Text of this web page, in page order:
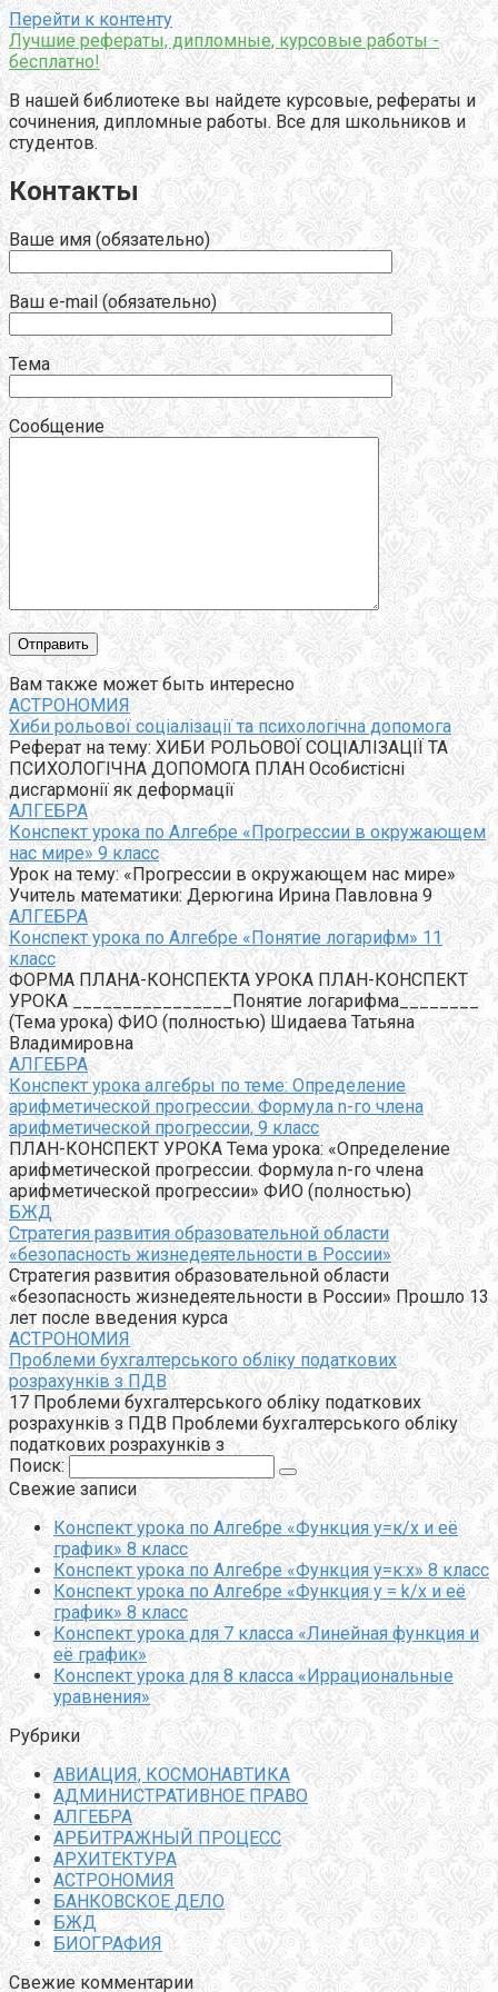
Перейти к контенту
Лучшие рефераты, дипломные, курсовые работы -
бесплатно!
В нашей библиотеке вы найдете курсовые, рефераты и
сочинения, дипломные работы. Все для школьников и
студентов.
Контакты
Ваше имя (обязательно)
Ваш e-mail (обязательно)
Тема
Сообщение
Вам также может быть интересно
АСТРОНОМИЯ
Хиби рольової соціалізації та психологічна допомога
Реферат на тему: ХИБИ РОЛЬОВОЇ СОЦІАЛІЗАЦІЇ ТА
ПСИХОЛОГІЧНА ДОПОМОГА ПЛАН Особистісні
дисгармонії як деформації
АЛГЕБРА
Конспект урока по Алгебре «Прогрессии в окружающем
нас мире» 9 класс
Урок на тему: «Прогрессии в окружающем нас мире»
Учитель математики: Дерюгина Ирина Павловна 9
АЛГЕБРА
Конспект урока по Алгебре «Понятие логарифм» 11
класс
ФОРМА ПЛАНА-КОНСПЕКТА УРОКА ПЛАН-КОНСПЕКТ
УРОКА ________________Понятие логарифма________
(Тема урока) ФИО (полностью) Шидаева Татьяна
Владимировна
АЛГЕБРА
Конспект урока алгебры по теме: Определение
арифметической прогрессии. Формула n-го члена
арифметической прогрессии, 9 класс
ПЛАН-КОНСПЕКТ УРОКА Тема урока: «Определение
арифметической прогрессии. Формула n-го члена
арифметической прогрессии» ФИО (полностью)
БЖД
Стратегия развития образовательной области
«безопасность жизнедеятельности в России»
Стратегия развития образовательной области
«безопасность жизнедеятельности в России» Прошло 13
лет после введения курса
АСТРОНОМИЯ
Проблеми бухгалтерського обліку податкових
розрахунків з ПДВ
17 Проблеми бухгалтерського обліку податкових
розрахунків з ПДВ Проблеми бухгалтерського обліку
податкових розрахунків з
Поиск:
Свежие записи
Конспект урока по Алгебре «Функция у=к/х и её
график» 8 класс
Конспект урока по Алгебре «Функция у=к:х» 8 класс
Конспект урока по Алгебре «Функция y = k/x и её
график» 8 класс
Конспект урока для 7 класса «Линейная функция и
её график»
Конспект урока для 8 класса «Иррациональные
уравнения»
Рубрики
АВИАЦИЯ, КОСМОНАВТИКА
АДМИНИСТРАТИВНОЕ ПРАВО
АЛГЕБРА
АРБИТРАЖНЫЙ ПРОЦЕСС
АРХИТЕКТУРА
АСТРОНОМИЯ
БАНКОВСКОЕ ДЕЛО
БЖД
БИОГРАФИЯ
Свежие комментарии